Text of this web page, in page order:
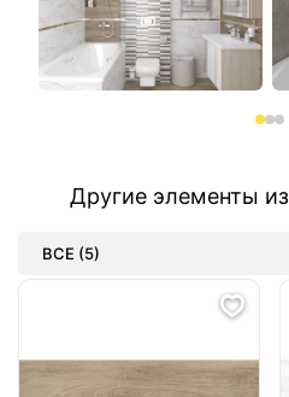
Другие элементы из
ВСЕ (5)